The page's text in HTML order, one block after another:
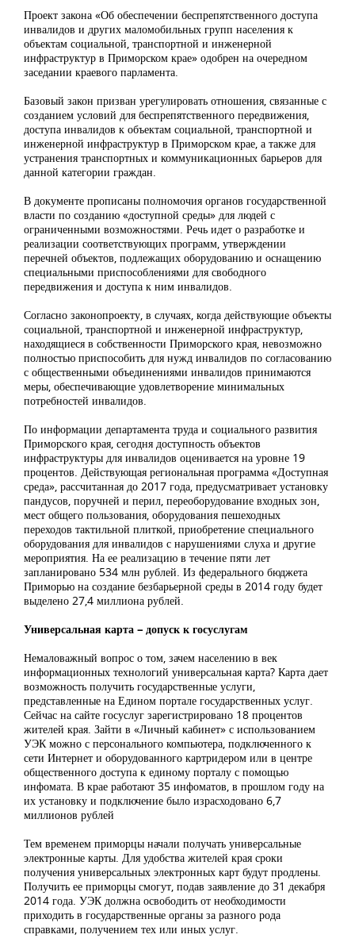
Проект закона «Об обеспечении беспрепятственного доступа
инвалидов и других маломобильных групп населения к
объектам социальной, транспортной и инженерной
инфраструктур в Приморском крае» одобрен на очередном
заседании краевого парламента.
Базовый закон призван урегулировать отношения, связанные с
созданием условий для беспрепятственного передвижения,
доступа инвалидов к объектам социальной, транспортной и
инженерной инфраструктур в Приморском крае, а также для
устранения транспортных и коммуникационных барьеров для
данной категории граждан.
В документе прописаны полномочия органов государственной
власти по созданию «доступной среды» для людей с
ограниченными возможностями. Речь идет о разработке и
реализации соответствующих программ, утверждении
перечней объектов, подлежащих оборудованию и оснащению
специальными приспособлениями для свободного
передвижения и доступа к ним инвалидов.
Согласно законопроекту, в случаях, когда действующие объекты
социальной, транспортной и инженерной инфраструктур,
находящиеся в собственности Приморского края, невозможно
полностью приспособить для нужд инвалидов по согласованию
с общественными объединениями инвалидов принимаются
меры, обеспечивающие удовлетворение минимальных
потребностей инвалидов.
По информации департамента труда и социального развития
Приморского края, сегодня доступность объектов
инфраструктуры для инвалидов оценивается на уровне 19
процентов. Действующая региональная программа «Доступная
среда», рассчитанная до 2017 года, предусматривает установку
пандусов, поручней и перил, переоборудование входных зон,
мест общего пользования, оборудования пешеходных
переходов тактильной плиткой, приобретение специального
оборудования для инвалидов с нарушениями слуха и другие
мероприятия. На ее реализацию в течение пяти лет
запланировано 534 млн рублей. Из федерального бюджета
Приморью на создание безбарьерной среды в 2014 году будет
выделено 27,4 миллиона рублей.
Универсальная карта – допуск к госуслугам
Немаловажный вопрос о том, зачем населению в век
информационных технологий универсальная карта? Карта дает
возможность получить государственные услуги,
представленные на Едином портале государственных услуг.
Сейчас на сайте госуслуг зарегистрировано 18 процентов
жителей края. Зайти в «Личный кабинет» с использованием
УЭК можно с персонального компьютера, подключенного к
сети Интернет и оборудованного картридером или в центре
общественного доступа к единому порталу с помощью
инфомата. В крае работают 35 инфоматов, в прошлом году на
их установку и подключение было израсходовано 6,7
миллионов рублей
Тем временем приморцы начали получать универсальные
электронные карты. Для удобства жителей края сроки
получения универсальных электронных карт будут продлены.
Получить ее приморцы смогут, подав заявление до 31 декабря
2014 года. УЭК должна освободить от необходимости
приходить в государственные органы за разного рода
справками, получением тех или иных услуг.